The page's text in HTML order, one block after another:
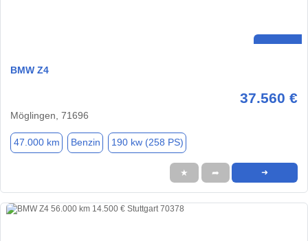
BMW Z4
37.560 €
Möglingen, 71696
47.000 km Benzin 190 kw (258 PS)
★ ➦ ➜